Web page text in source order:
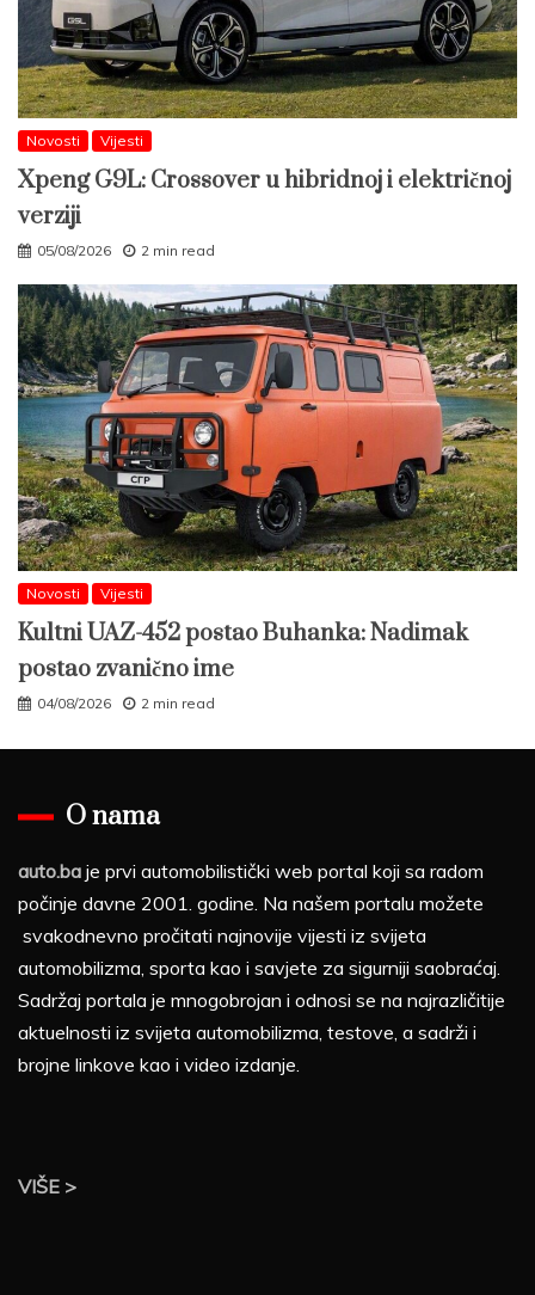
Novosti Vijesti
Xpeng G9L: Crossover u hibridnoj i električnoj
verziji
05/08/2026 2 min read
Novosti Vijesti
Kultni UAZ-452 postao Buhanka: Nadimak
postao zvanično ime
04/08/2026 2 min read
O nama
auto.ba je prvi automobilistički web portal koji sa radom
počinje davne 2001. godine. Na našem portalu možete
svakodnevno pročitati najnovije vijesti iz svijeta
automobilizma, sporta kao i savjete za sigurniji saobraćaj.
Sadržaj portala je mnogobrojan i odnosi se na najrazličitije
aktuelnosti iz svijeta automobilizma, testove, a sadrži i
brojne linkove kao i video izdanje.
VIŠE >